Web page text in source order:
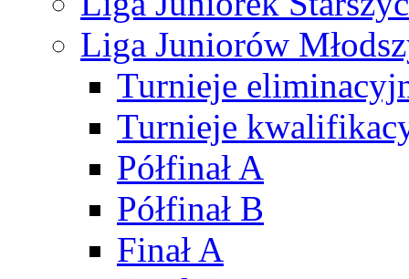
Liga Juniorów
Turnieje
Turnieje
Półfinał A
Półfinał B
Finał A